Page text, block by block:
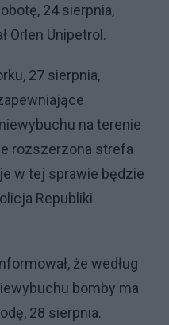
24 sierpnia,
Orlen Unipetrol.
27 sierpnia,
na terenie
rozszerzona strefa
w tej sprawie będzie
Republiki
że według
bomby ma
28 sierpnia.